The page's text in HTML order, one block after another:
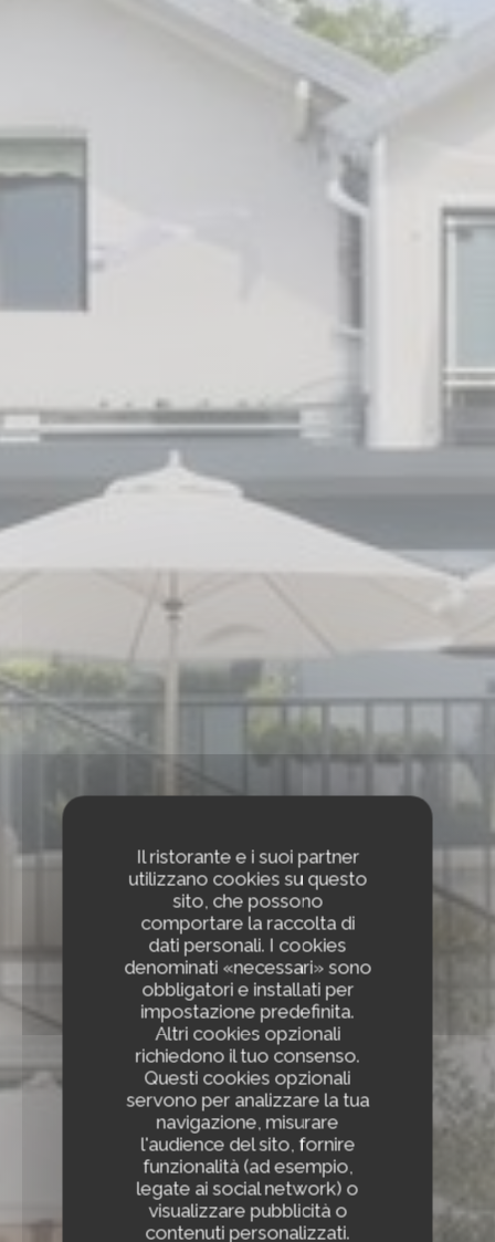
Il ristorante e i suoi partner
utilizzano cookies su questo
sito, che possono
comportare la raccolta di
dati personali. I cookies
denominati «necessari» sono
obbligatori e installati per
impostazione predefinita.
Altri cookies opzionali
richiedono il tuo consenso.
Questi cookies opzionali
servono per analizzare la tua
navigazione, misurare
l'audience del sito, fornire
funzionalità (ad esempio,
legate ai social network) o
visualizzare pubblicità o
contenuti personalizzati.